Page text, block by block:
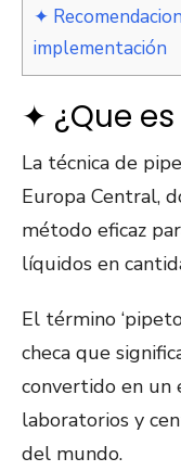
✦
implementación
✦ ¿Que
La técnica de
Europa Central,
método eficaz
líquidos en
El término
checa que
convertido en un
laboratorios y
del mundo.